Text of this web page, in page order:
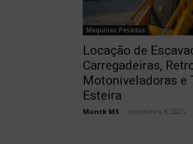
Máquinas Pesadas
Locação de
Carregadeiras,
Motoniveladoras e
Esteira
Munck MS dezembro 6, 2025